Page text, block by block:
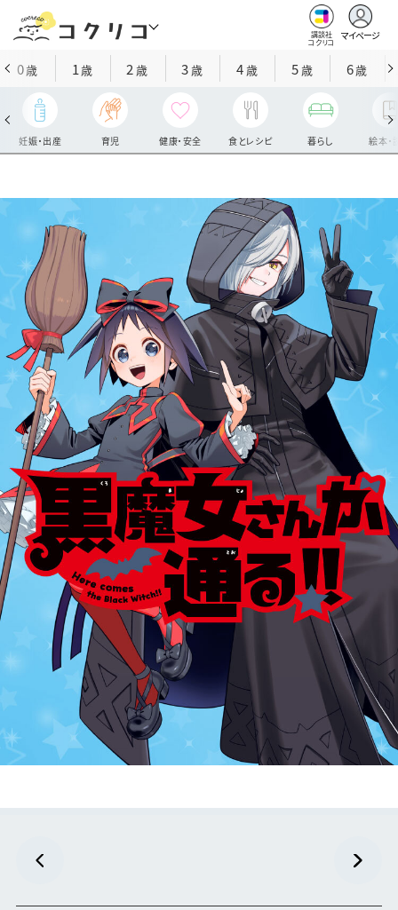
講談社
コクリコ
マイページ
0歳 1歳 2 歳 3歳 4歳 5歳 6歳
妊娠・出産 育児 健康・安全 食とレシピ 暮らし 絵本・